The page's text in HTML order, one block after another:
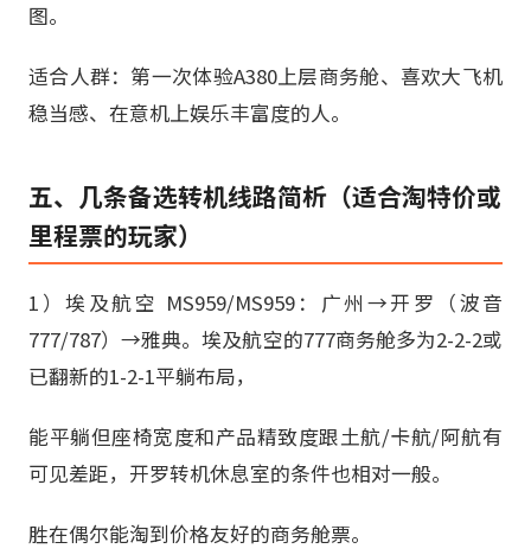
图。
适合人群：第一次体验A380上层商务舱、喜欢大飞机
稳当感、在意机上娱乐丰富度的人。
五、几条备选转机线路简析（适合淘特价或
里程票的玩家）
1）埃及航空 MS959/MS959：广州→开罗（波音
777/787）→雅典。埃及航空的777商务舱多为2-2-2或
已翻新的1-2-1平躺布局，
能平躺但座椅宽度和产品精致度跟土航/卡航/阿航有
可见差距，开罗转机休息室的条件也相对一般。
胜在偶尔能淘到价格友好的商务舱票。